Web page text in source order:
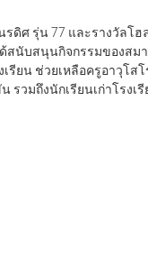
รดิศ รุ่น 77 และรางวัลโฮ
สนับสนุนกิจกรรมของสม
ยน ช่วยเหลือครูอาวุโส
วมถึงนักเรียนเก่าโรงเ